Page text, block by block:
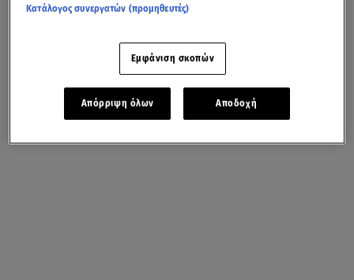
Κατάλογος συνεργατών (προμηθευτές)
Εμφάνιση σκοπών
Απόρριψη όλων Αποδοχή